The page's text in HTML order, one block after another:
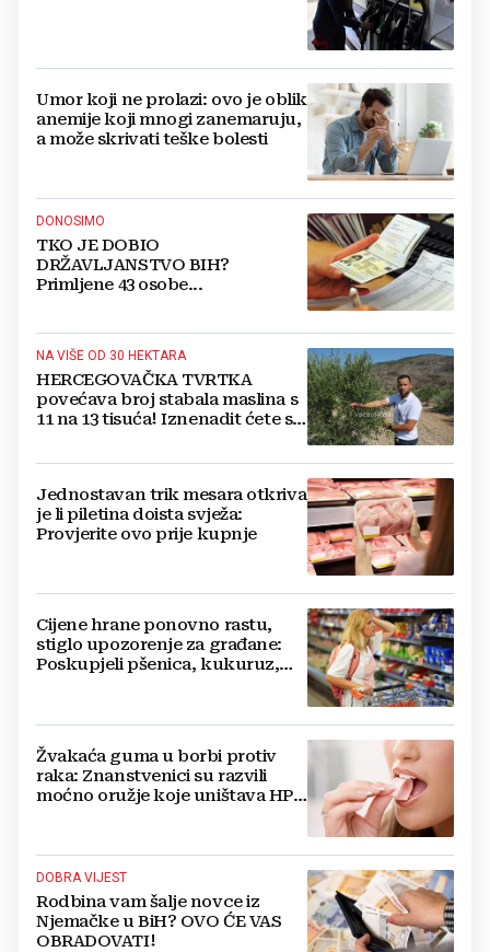
Umor koji ne prolazi: ovo je oblik
anemije koji mnogi zanemaruju,
a može skrivati teške bolesti
DONOSIMO
TKO JE DOBIO
DRŽAVLJANSTVO BIH?
Primljene 43 osobe...
NA VIŠE OD 30 HEKTARA
HERCEGOVAČKA TVRTKA
povećava broj stabala maslina s
11 na 13 tisuća! Iznenadit ćete se
Jednostavan trik mesara otkriva
je li piletina doista svježa:
Provjerite ovo prije kupnje
Cijene hrane ponovno rastu,
stiglo upozorenje za građane:
Poskupjeli pšenica, kukuruz,
Žvakaća guma u borbi protiv
raka: Znanstvenici su razvili
moćno oružje koje uništava HPV
DOBRA VIJEST
Rodbina vam šalje novce iz
Njemačke u BiH? OVO ĆE VAS
OBRADOVATI!